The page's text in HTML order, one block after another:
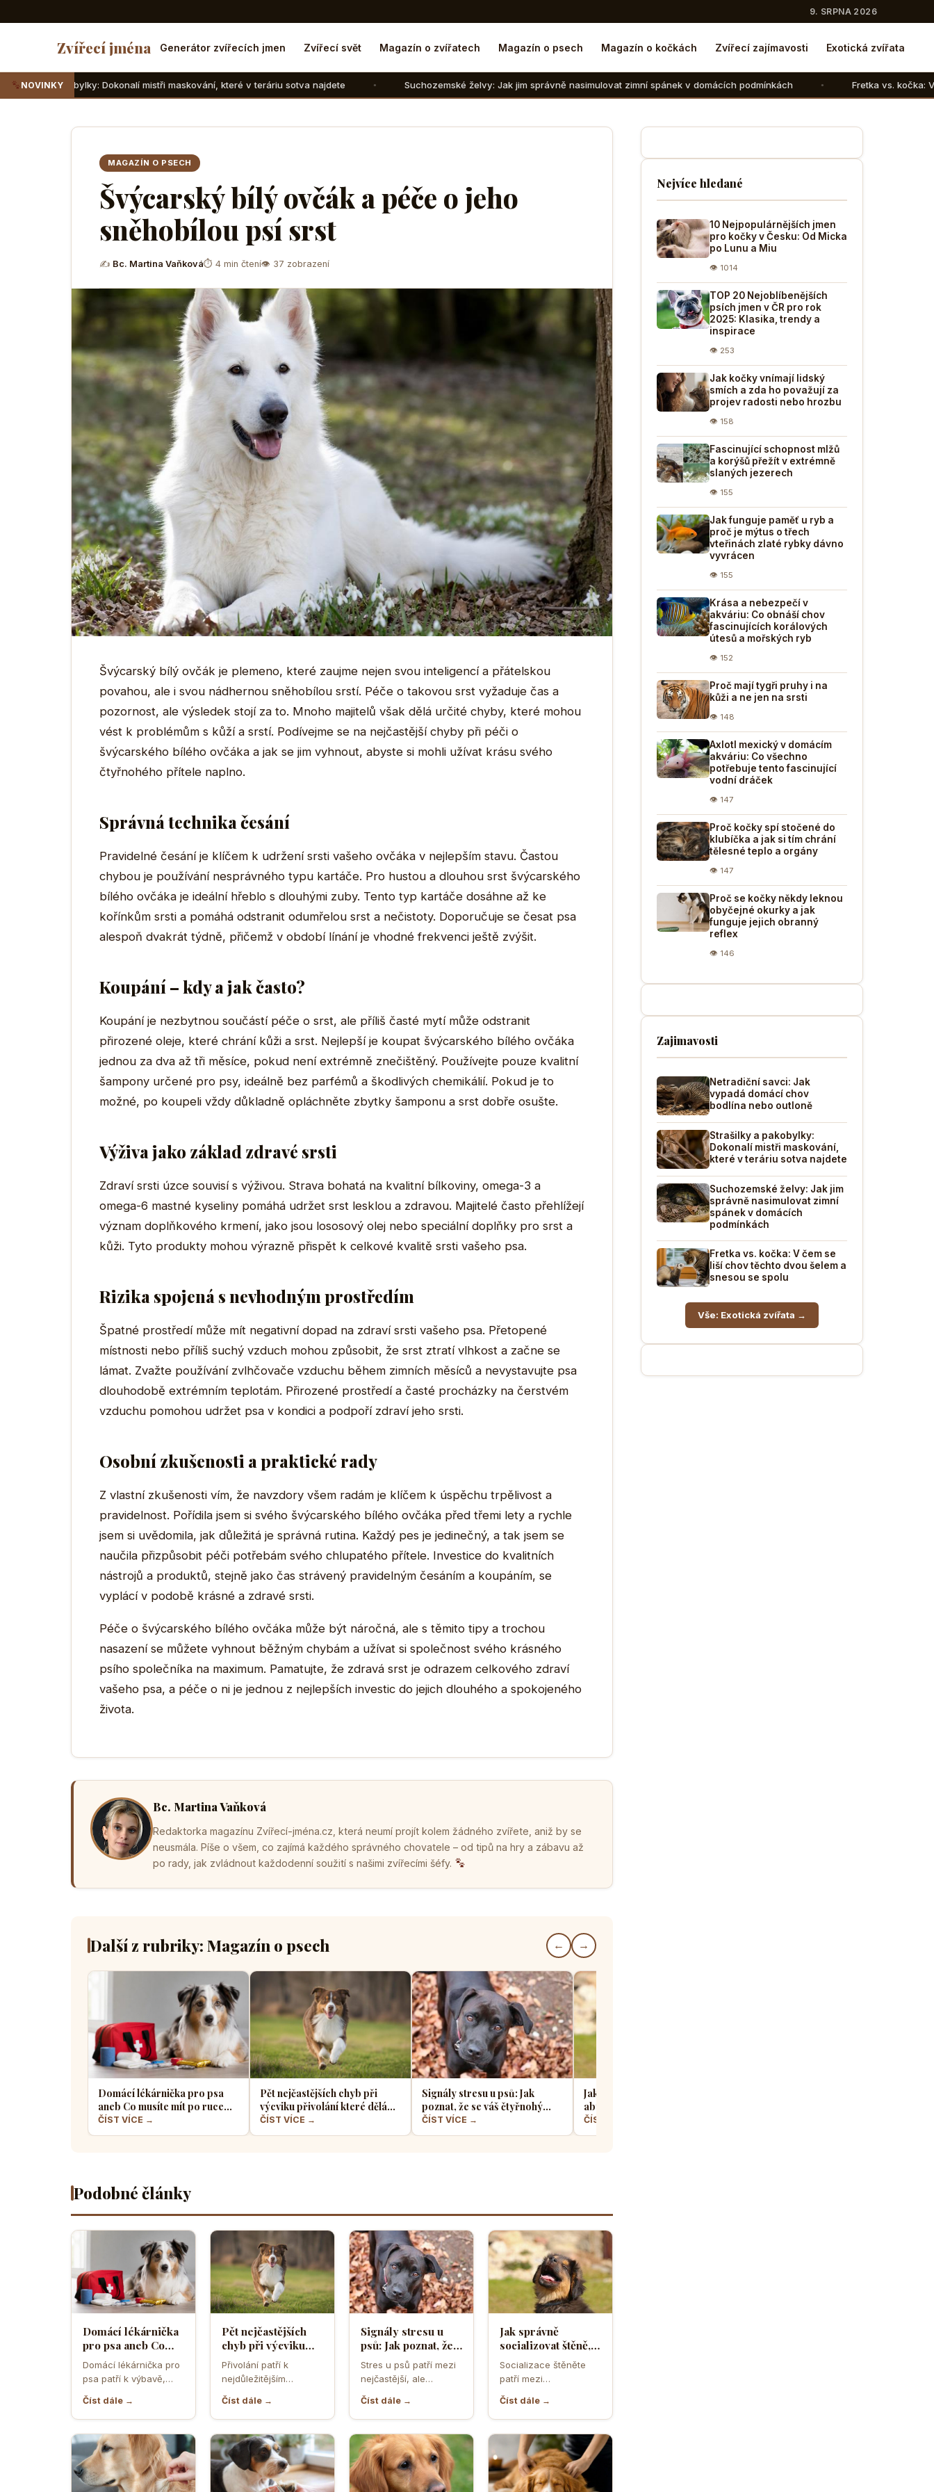
9. SRPNA 2026
Zvířecí jména Generátor zvířecích jmen Zvířecí svět Magazín o zvířatech Magazín o psech Magazín o kočkách Zvířecí zajímavosti Exotická zvířata
NOVINKY
Dokonalí mistři maskování, které v teráriu sotva najdete Suchozemské želvy: Jak jim správně nasimulovat zimní spánek v domácích podmínkách Fretka vs. kočka: V čem se liší chov
MAGAZÍN O PSECH
Švýcarský bílý ovčák a péče o jeho
sněhobílou psí srst
✍ Bc. Martina Vaňková⏱ 4 min čtení👁 37 zobrazení
Švýcarský bílý ovčák je plemeno, které zaujme nejen svou inteligencí a přátelskou
povahou, ale i svou nádhernou sněhobílou srstí. Péče o takovou srst vyžaduje čas a
pozornost, ale výsledek stojí za to. Mnoho majitelů však dělá určité chyby, které mohou
vést k problémům s kůží a srstí. Podívejme se na nejčastější chyby při péči o
švýcarského bílého ovčáka a jak se jim vyhnout, abyste si mohli užívat krásu svého
čtyřnohého přítele naplno.
Správná technika česání
Pravidelné česání je klíčem k udržení srsti vašeho ovčáka v nejlepším stavu. Častou
chybou je používání nesprávného typu kartáče. Pro hustou a dlouhou srst švýcarského
bílého ovčáka je ideální hřeblo s dlouhými zuby. Tento typ kartáče dosáhne až ke
kořínkům srsti a pomáhá odstranit odumřelou srst a nečistoty. Doporučuje se česat psa
alespoň dvakrát týdně, přičemž v období línání je vhodné frekvenci ještě zvýšit.
Koupání – kdy a jak často?
Koupání je nezbytnou součástí péče o srst, ale příliš časté mytí může odstranit
přirozené oleje, které chrání kůži a srst. Nejlepší je koupat švýcarského bílého ovčáka
jednou za dva až tři měsíce, pokud není extrémně znečištěný. Používejte pouze kvalitní
šampony určené pro psy, ideálně bez parfémů a škodlivých chemikálií. Pokud je to
možné, po koupeli vždy důkladně opláchněte zbytky šamponu a srst dobře osušte.
Výživa jako základ zdravé srsti
Zdraví srsti úzce souvisí s výživou. Strava bohatá na kvalitní bílkoviny, omega-3 a
omega-6 mastné kyseliny pomáhá udržet srst lesklou a zdravou. Majitelé často přehlížejí
význam doplňkového krmení, jako jsou lososový olej nebo speciální doplňky pro srst a
kůži. Tyto produkty mohou výrazně přispět k celkové kvalitě srsti vašeho psa.
Rizika spojená s nevhodným prostředím
Špatné prostředí může mít negativní dopad na zdraví srsti vašeho psa. Přetopené
místnosti nebo příliš suchý vzduch mohou způsobit, že srst ztratí vlhkost a začne se
lámat. Zvažte používání zvlhčovače vzduchu během zimních měsíců a nevystavujte psa
dlouhodobě extrémním teplotám. Přirozené prostředí a časté procházky na čerstvém
vzduchu pomohou udržet psa v kondici a podpoří zdraví jeho srsti.
Osobní zkušenosti a praktické rady
Z vlastní zkušenosti vím, že navzdory všem radám je klíčem k úspěchu trpělivost a
pravidelnost. Pořídila jsem si svého švýcarského bílého ovčáka před třemi lety a rychle
jsem si uvědomila, jak důležitá je správná rutina. Každý pes je jedinečný, a tak jsem se
naučila přizpůsobit péči potřebám svého chlupatého přítele. Investice do kvalitních
nástrojů a produktů, stejně jako čas strávený pravidelným česáním a koupáním, se
vyplácí v podobě krásné a zdravé srsti.
Péče o švýcarského bílého ovčáka může být náročná, ale s těmito tipy a trochou
nasazení se můžete vyhnout běžným chybám a užívat si společnost svého krásného
psího společníka na maximum. Pamatujte, že zdravá srst je odrazem celkového zdraví
vašeho psa, a péče o ni je jednou z nejlepších investic do jejich dlouhého a spokojeného
života.
Bc. Martina Vaňková
Redaktorka magazínu Zvířecí-jména.cz, která neumí projít kolem žádného zvířete, aniž by se
neusmála. Píše o všem, co zajímá každého správného chovatele – od tipů na hry a zábavu až
po rady, jak zvládnout každodenní soužití s našimi zvířecími šéfy.
Další z rubriky: Magazín o psech ← →
Domácí lékárnička pro psa
aneb Co musíte mít po ruce
pro případ nouze
ČÍST VÍCE →
Pět nejčastějších chyb při
výcviku přivolání které dělá
většina pejskařů
ČÍST VÍCE →
Signály stresu u psů: Jak
poznat, že se váš čtyřnohý
přítel necítí komfortně
ČÍST VÍCE →
Jak správně socializovat štěně,
aby z něj vyrostl sebevědomý
a klidný pes
ČÍST VÍCE →
Podobné články
Domácí lékárnička
pro psa aneb Co
musíte mít po ruce
pro případ nouze
Domácí lékárnička pro
psa patří k výbavě,
rozhodující chvíli
ušetřit čas,…
Číst dále →
Pět nejčastějších
chyb při výcviku
přivolání které dělá
většina pejskařů
Přivolání patří k
nejdůležitějším
protože rozhoduje o
bezpečí, pohodě i o
tom,…
Číst dále →
Signály stresu u
psů: Jak poznat, že
se váš čtyřnohý
přítel necítí
komfortně
Stres u psů patří mezi
nejčastější, ale
nejpodceňovanější
problémy každodenní
péče. Může se…
Číst dále →
Jak správně
socializovat štěně,
aby z něj vyrostl
sebevědomý a
klidný pes
Socializace štěněte
patří mezi
prvních měsíců života.
Právě v tomto období
se…
Číst dále →
Nejvíce hledané
10 Nejpopulárnějších jmen
pro kočky v Česku: Od Micka
po Lunu a Miu
👁 1014
TOP 20 Nejoblíbenějších
psích jmen v ČR pro rok
2025: Klasika, trendy a
inspirace
👁 253
Jak kočky vnímají lidský
smích a zda ho považují za
projev radosti nebo hrozbu
👁 158
Fascinující schopnost mlžů
a korýšů přežít v extrémně
slaných jezerech
👁 155
Jak funguje paměť u ryb a
proč je mýtus o třech
vteřinách zlaté rybky dávno
vyvrácen
👁 155
Krása a nebezpečí v
akváriu: Co obnáší chov
fascinujících korálových
útesů a mořských ryb
👁 152
Proč mají tygři pruhy i na
kůži a ne jen na srsti
👁 148
Axlotl mexický v domácím
akváriu: Co všechno
potřebuje tento fascinující
vodní dráček
👁 147
Proč kočky spí stočené do
klubíčka a jak si tím chrání
tělesné teplo a orgány
👁 147
Proč se kočky někdy leknou
obyčejné okurky a jak
funguje jejich obranný
reflex
👁 146
Zajimavosti
Netradiční savci: Jak
vypadá domácí chov
bodlína nebo outloně
Strašilky a pakobylky:
Dokonalí mistři maskování,
které v teráriu sotva najdete
Suchozemské želvy: Jak jim
správně nasimulovat zimní
spánek v domácích
podmínkách
Fretka vs. kočka: V čem se
liší chov těchto dvou šelem a
snesou se spolu
Vše: Exotická zvířata →